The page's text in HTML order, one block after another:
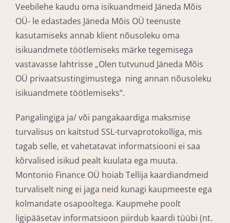
Veebilehe kaudu oma isikuandmeid Jäneda Mõis
OÜ- le edastades Jäneda Mõis OÜ teenuste
kasutamiseks annab klient nõusoleku oma
isikuandmete töötlemiseks märke tegemisega
vastavasse lahtrisse „Olen tutvunud Jäneda Mõis
OÜ privaatsustingimustega ning annan nõusoleku
isikuandmete töötlemiseks“.
Pangalingiga ja/ või pangakaardiga maksmise
turvalisus on kaitstud SSL-turvaprotokolliga, mis
tagab selle, et vahetatavat informatsiooni ei saa
kõrvalised isikud pealt kuulata ega muuta.
Montonio Finance OÜ hoiab Tellija kaardiandmeid
turvaliselt ning ei jaga neid kunagi kaupmeeste ega
kolmandate osapooltega. Kaupmehe poolt
ligipääsetav informatsioon piirdub kaardi tüübi (nt.